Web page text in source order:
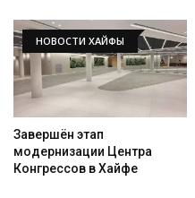
НОВОСТИ ХАЙФЫ
Завершён этап
модернизации Центра
Конгрессов в Хайфе